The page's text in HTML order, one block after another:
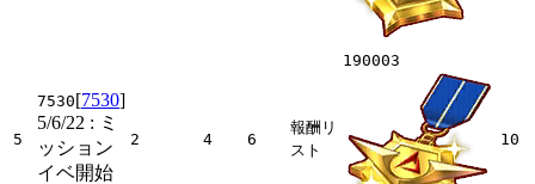
5
7530[7530]
5/6/22 : ミ
ッション
イベ開始
2 4 6
報酬リ
スト
190003
10